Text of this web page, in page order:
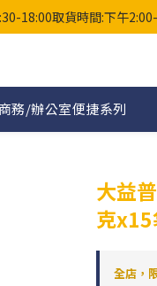
18:00取貨時間:下午
商務/辦公室便捷系列
大益
克x15
全店，